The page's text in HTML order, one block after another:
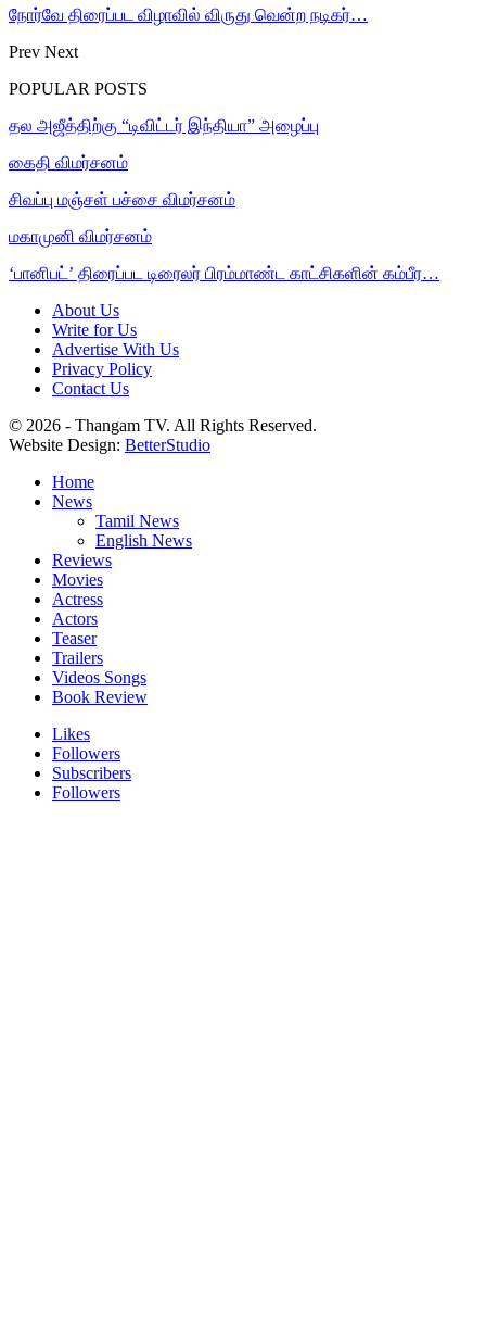
நோர்வே திரைப்பட விழாவில் விருது வென்ற நடிகர்…
Prev Next
POPULAR POSTS
தல அஜீத்திற்கு “டிவிட்டர் இந்தியா” அழைப்பு
கைதி விமர்சனம்
சிவப்பு மஞ்சள் பச்சை விமர்சனம்
மகாமுனி விமர்சனம்
‘பானிபட்’ திரைப்பட டிரைலர் பிரம்மாண்ட காட்சிகளின் கம்பீர…
About Us
Write for Us
Advertise With Us
Privacy Policy
Contact Us
© 2026 - Thangam TV. All Rights Reserved.
Website Design: BetterStudio
Home
News
Tamil News
English News
Reviews
Movies
Actress
Actors
Teaser
Trailers
Videos Songs
Book Review
Likes
Followers
Subscribers
Followers